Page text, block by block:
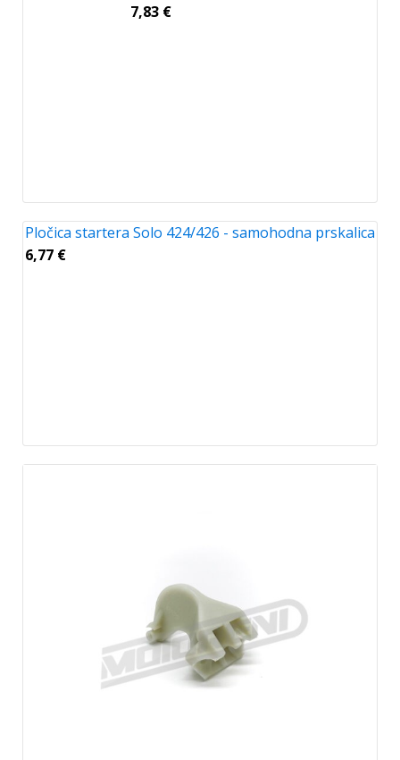
7,83 €
Pločica startera Solo 424/426 - samohodna prskalica
6,77 €